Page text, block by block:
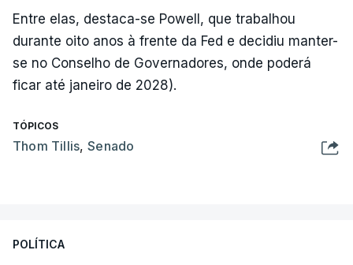
Entre elas, destaca-se Powell, que trabalhou
durante oito anos à frente da Fed e decidiu manter-
se no Conselho de Governadores, onde poderá
ficar até janeiro de 2028).
TÓPICOS
Thom Tillis,Senado
POLÍTICA